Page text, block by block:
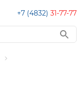
+7 (4832) 31-77-77